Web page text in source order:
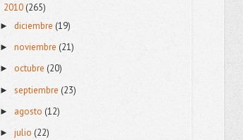
2010(265)
► diciembre (19)
►noviembre(21)
►octubre (20)
► septiembre(23)
► agosto (12)
►julio (22)